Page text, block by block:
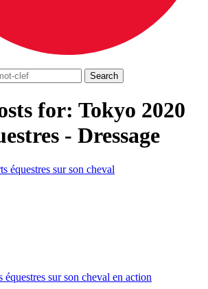
for: Tokyo 2020
- Dressage